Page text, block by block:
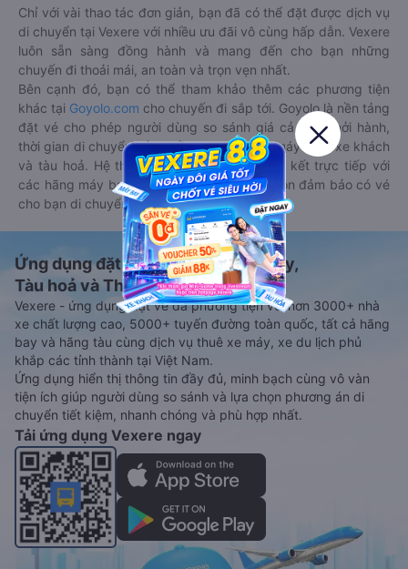
Chỉ với vài thao tác đơn giản, bạn đã có thể đặt được dịch vụ
di chuyển tại Vexere với nhiều ưu đãi vô cùng hấp dẫn. Vexere
luôn sẵn sàng đồng hành và mang đến cho bạn những
chuyến đi thoải mái, an toàn và trọn vẹn nhất.
Bên cạnh đó, bạn có thể tham khảo thêm các phương tiện
khác tại Goyolo.com cho chuyến đi sắp tới. Goyolo là nền tảng
đặt vé cho phép người dùng so sánh giá cả, giờ khởi hành,
thời gian di chuyển của nhiều phương tiện máy bay, xe khách
và tàu hoả. Hệ thống của Goyolo được liên kết trực tiếp với
các hãng máy bay, xe khách và tàu hoả, luôn đảm bảo có vé
cho bạn di chuyển.
Ứng dụng đặt vé Xe khách, Máy bay,
Tàu hoả và Thuê xe
Vexere - ứng dụng đặt vé đa phương tiện với hơn 3000+ nhà
xe chất lượng cao, 5000+ tuyến đường toàn quốc, tất cả hãng
bay và hãng tàu cùng dịch vụ thuê xe máy, xe du lịch phủ
khắp các tỉnh thành tại Việt Nam.
Ứng dụng hiển thị thông tin đầy đủ, minh bạch cùng vô vàn
tiện ích giúp người dùng so sánh và lựa chọn phương án di
chuyển tiết kiệm, nhanh chóng và phù hợp nhất.
Tải ứng dụng Vexere ngay